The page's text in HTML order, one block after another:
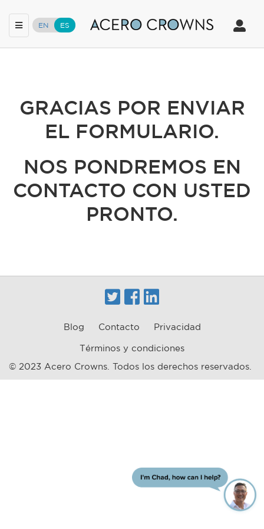
EN ES
Toggle
Toggle
navigation
GRACIAS POR ENVIAR
EL FORMULARIO.
NOS PONDREMOS EN
CONTACTO CON USTED
PRONTO.
TwitterFacebook
FOOTER
MENU
Blog Contacto Privacidad
Términos y condiciones
© 2023 Acero Crowns. Todos los derechos reservados.
ChatBot